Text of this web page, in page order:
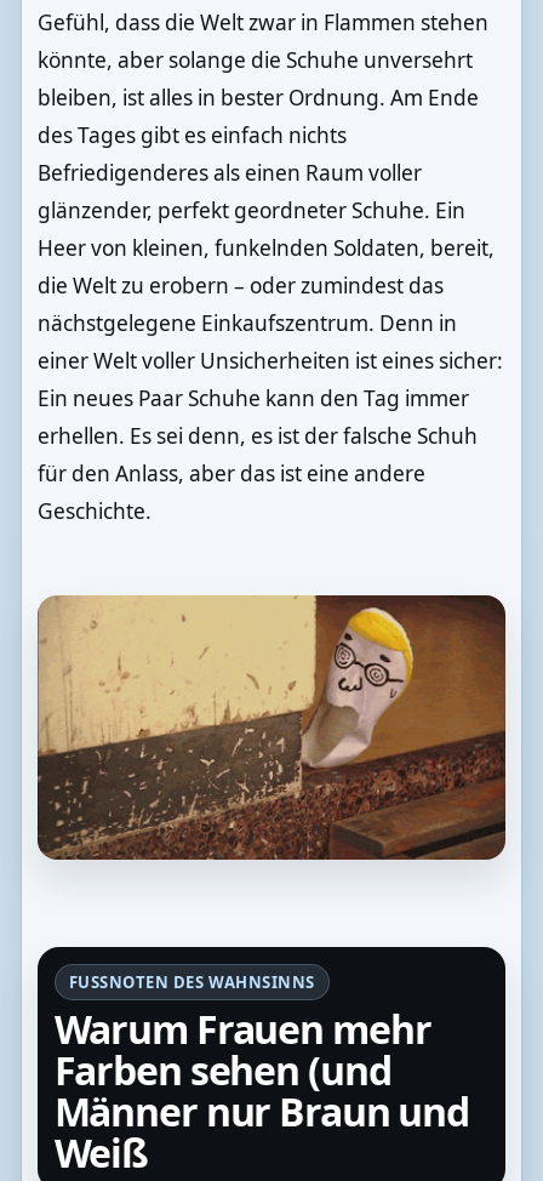
Gefühl, dass die Welt zwar in Flammen stehen
könnte, aber solange die Schuhe unversehrt
bleiben, ist alles in bester Ordnung. Am Ende
des Tages gibt es einfach nichts
Befriedigenderes als einen Raum voller
glänzender, perfekt geordneter Schuhe. Ein
Heer von kleinen, funkelnden Soldaten, bereit,
die Welt zu erobern – oder zumindest das
nächstgelegene Einkaufszentrum. Denn in
einer Welt voller Unsicherheiten ist eines sicher:
Ein neues Paar Schuhe kann den Tag immer
erhellen. Es sei denn, es ist der falsche Schuh
für den Anlass, aber das ist eine andere
Geschichte.
FUSSNOTEN DES WAHNSINNS
Warum Frauen mehr
Farben sehen (und
Männer nur Braun und
Weiß